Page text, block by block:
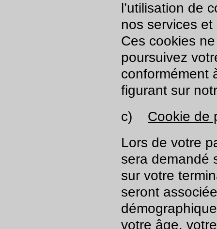
l’utilisation de
nos services et
Ces cookies
poursuivez
conformément
figurant sur
c) Cookie de
Lors de votre
sera demandé
sur votre
seront
votre âge,